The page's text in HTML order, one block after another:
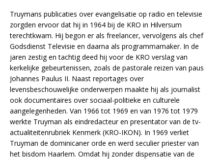
Truymans publicaties over evangelisatie op radio en televisie
zorgden ervoor dat hij in 1964 bij de KRO in Hilversum
terechtkwam. Hij begon er als freelancer, vervolgens als chef
Godsdienst Televisie en daarna als programmamaker. In de
jaren zestig en tachtig deed hij voor de KRO verslag van
kerkelijke gebeurtenissen, zoals de pastorale reizen van paus
Johannes Paulus II. Naast reportages over
levensbeschouwelijke onderwerpen maakte hij als journalist
ook documentaires over sociaal-politieke en culturele
aangelegenheden. Van 1966 tot 1969 en van 1976 tot 1979
werkte Truyman als eindredacteur en presentator van de tv-
actualiteitenrubriek Kenmerk (KRO-IKON). In 1969 verliet
Truyman de dominicaner orde en werd seculier priester van
het bisdom Haarlem. Omdat hij zonder dispensatie van de